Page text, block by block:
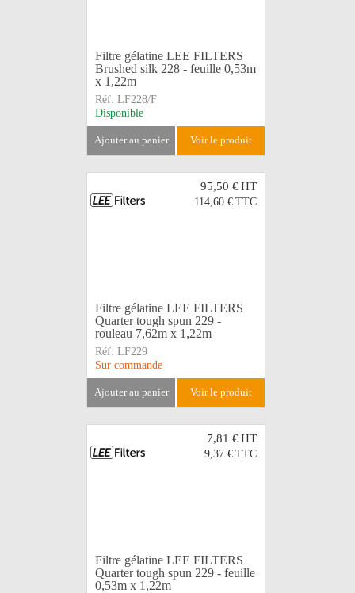
Filtre gélatine LEE FILTERS
Brushed silk 228 - feuille 0,53m
x 1,22m
Réf: LF228/F
Disponible
ajouter au panier voir le produit
95,50 €HT
114,60 € TTC
Filtre gélatine LEE FILTERS
Quarter tough spun 229 -
rouleau 7,62m x 1,22m
Réf: LF229
Sur commande
ajouter au panier voir le produit
7,81 €HT
9,37 € TTC
Filtre gélatine LEE FILTERS
Quarter tough spun 229 - feuille
0,53m x 1,22m